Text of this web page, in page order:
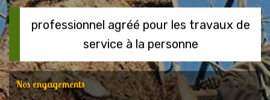
professionnel agréé pour les travaux de
service à la personne
Nos engagements